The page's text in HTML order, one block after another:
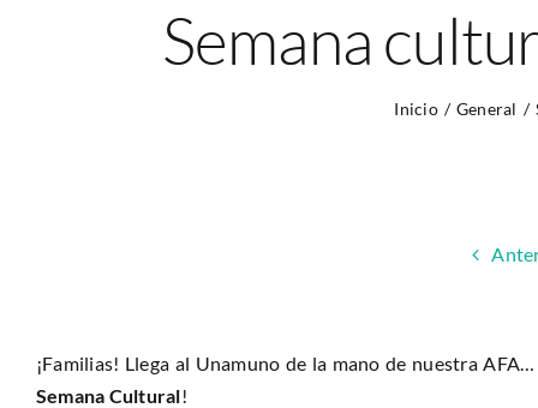
Semana
Inicio General
¡Familias! Llega al Unamuno de la mano de nuestra AFA…
Semana Cultural!